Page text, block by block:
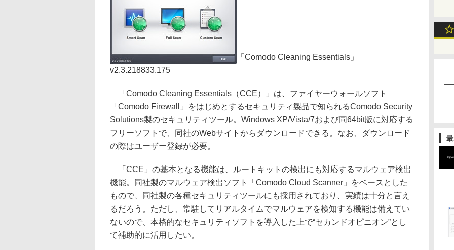
「Comodo Cleaning Essentials」
v2.3.218833.175
「Comodo Cleaning Essentials（CCE）」は、ファイヤーウォールソフト
「Comodo Firewall」をはじめとするセキュリティ製品で知られるComodo Security
Solutions製のセキュリティツール。Windows XP/Vista/7および同64bit版に対応する
フリーソフトで、同社のWebサイトからダウンロードできる。なお、ダウンロード
の際はユーザー登録が必要。
「CCE」の基本となる機能は、ルートキットの検出にも対応するマルウェア検出
機能。同社製のマルウェア検出ソフト「Comodo Cloud Scanner」をベースとした
もので、同社製の各種セキュリティツールにも採用されており、実績は十分と言え
るだろう。ただし、常駐してリアルタイムでマルウェアを検知する機能は備えてい
ないので、本格的なセキュリティソフトを導入した上で“セカンドオピニオン”とし
て補助的に活用したい。